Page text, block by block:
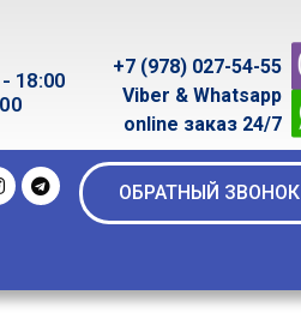
18:00
+7 (978) 027-54-55
Viber & Whatsapp
online заказ 24/7
ОБРАТНЫЙ ЗВОНОК